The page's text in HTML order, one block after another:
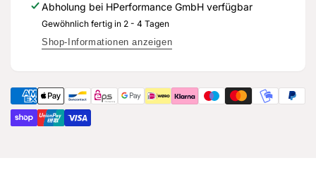
K
-
Original
RS3
8Y
103
K
-
für
Audi
RS3
8Y
Abholung bei HPerformance GmbH verfügbar
Gewöhnlich fertig in 2 - 4 Tagen
Shop-Informationen anzeigen